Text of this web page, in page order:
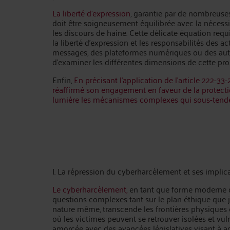
La liberté d'expression, garantie par de
doit être soigneusement équilibrée avec la
les discours de haine. Cette délicate équation
la liberté d'expression et les responsabilités des
messages, des plateformes numériques ou des
d'examiner les différentes dimensions de cette
Enfin,En précisant l'application de l'article 222-
réaffirmé son engagement en faveur de la
lumière les mécanismes complexes qui sous-
I. La répression du cyberharcèlement et ses
Le cyberharcèlement,en tant que forme
questions complexes tant sur le plan éthique que
nature même, transcende les frontières
où les victimes peuvent se retrouver isolées et